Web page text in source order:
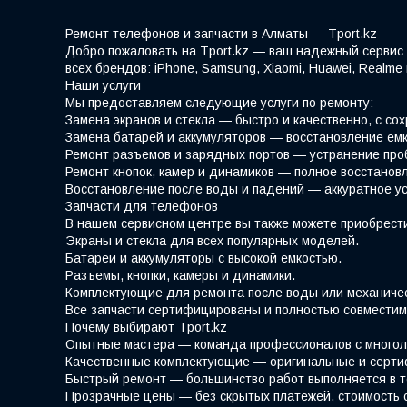
Ремонт телефонов и запчасти в Алматы — Tport.kz
Добро пожаловать на Tport.kz — ваш надежный сервис
всех брендов: iPhone, Samsung, Xiaomi, Huawei,
Наши услуги
Мы предоставляем следующие услуги по ремонту:
Замена экранов и стекла — быстро и качественно, с
Замена батарей и аккумуляторов — восстановление
Ремонт разъемов и зарядных портов — устранение
Ремонт кнопок, камер и динамиков — полное
Восстановление после воды и падений — аккуратное
Запчасти для телефонов
В нашем сервисном центре вы также можете
Экраны и стекла для всех популярных моделей.
Батареи и аккумуляторы с высокой емкостью.
Разъемы, кнопки, камеры и динамики.
Комплектующие для ремонта после воды или
Все запчасти сертифицированы и полностью
Почему выбирают Tport.kz
Опытные мастера — команда профессионалов с
Качественные комплектующие — оригинальные и
Быстрый ремонт — большинство работ выполняется в
Прозрачные цены — без скрытых платежей, стоимость